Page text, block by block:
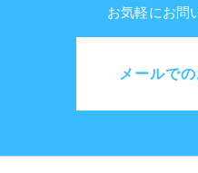
お気軽にお問
メールで